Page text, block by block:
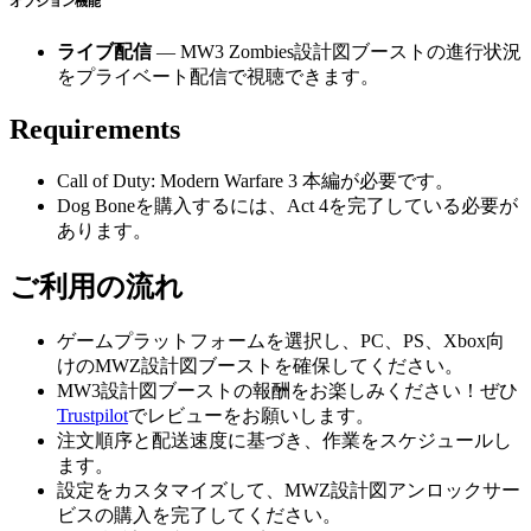
ライブ配信— MW3 Zombies設計図ブーストの進行状況
をプライベート配信で視聴できます。
Requirements
Call of Duty: Modern Warfare 3 本編が必要です。
Dog Boneを購入するには、Act 4を完了している必要が
あります。
ご利用の流れ
ゲームプラットフォームを選択し、PC、PS、Xbox向
けのMWZ設計図ブーストを確保してください。
MW3設計図ブーストの報酬をお楽しみください！ぜひ
Trustpilotでレビューをお願いします。
注文順序と配送速度に基づき、作業をスケジュールし
ます。
設定をカスタマイズして、MWZ設計図アンロックサー
ビスの購入を完了してください。